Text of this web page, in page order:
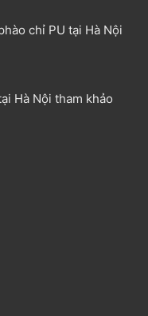
chỉ PU tại Hà Nội
Hà Nội tham khảo